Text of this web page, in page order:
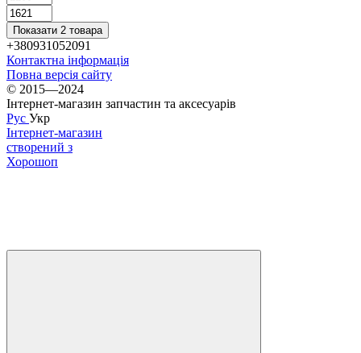
Показати 2 товара
+380931052091
Контактна інформація
Повна версія сайту
© 2015—2024
Інтернет-магазин запчастин та аксесуарів
Рус Укр
Інтернет-магазин
створений з
Хорошоп